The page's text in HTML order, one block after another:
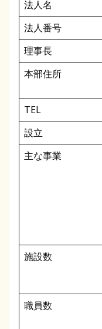
法人名
法人番号
理事長
本部住所
TEL
設立
主な事業
施設数
職員数